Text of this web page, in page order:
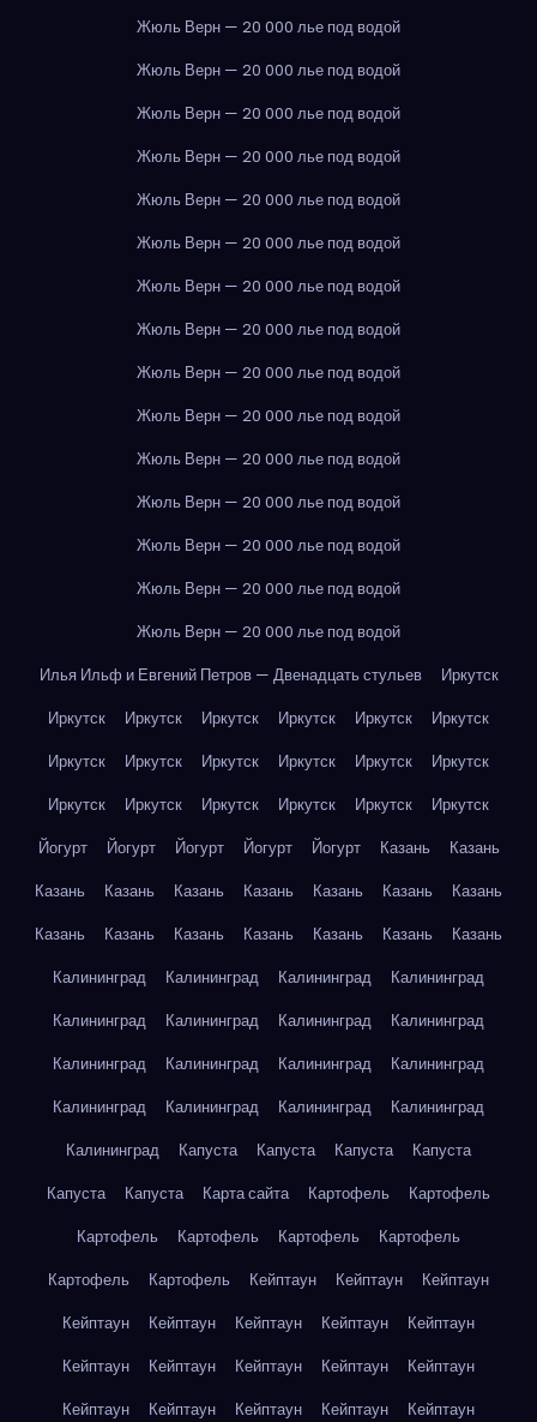
Жюль Верн — 20 000 лье под водой
Жюль Верн — 20 000 лье под водой
Жюль Верн — 20 000 лье под водой
Жюль Верн — 20 000 лье под водой
Жюль Верн — 20 000 лье под водой
Жюль Верн — 20 000 лье под водой
Жюль Верн — 20 000 лье под водой
Жюль Верн — 20 000 лье под водой
Жюль Верн — 20 000 лье под водой
Жюль Верн — 20 000 лье под водой
Жюль Верн — 20 000 лье под водой
Жюль Верн — 20 000 лье под водой
Жюль Верн — 20 000 лье под водой
Жюль Верн — 20 000 лье под водой
Жюль Верн — 20 000 лье под водой
Илья Ильф и Евгений Петров — Двенадцать стульев
Иркутск
Иркутск
Иркутск Иркутск Иркутск Иркутск
Иркутск
Иркутск
Иркутск Иркутск Иркутск Иркутск
Иркутск
Иркутск
Иркутск Иркутск Иркутск Иркутск
Иркутск
Йогурт
Йогурт Йогурт Йогурт Йогурт Казань
Казань
Казань
Казань Казань Казань Казань Казань
Казань
Казань
Казань Казань Казань Казань Казань
Казань
Калининград
Калининград Калининград
Калининград
Калининград
Калининград Калининград
Калининград
Калининград
Калининград Калининград
Калининград
Калининград
Калининград Калининград
Калининград
Калининград
Капуста Капуста Капуста
Капуста
Капуста
Капуста Карта сайта Картофель
Картофель
Картофель
Картофель Картофель
Картофель
Картофель
Картофель Кейптаун Кейптаун
Кейптаун
Кейптаун
Кейптаун Кейптаун Кейптаун
Кейптаун
Кейптаун
Кейптаун Кейптаун Кейптаун
Кейптаун
Кейптаун
Кейптаун Кейптаун Кейптаун
Кейптаун